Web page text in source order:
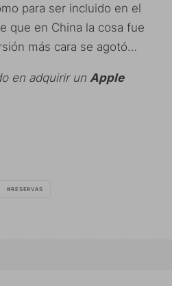
para ser incluido en el
que en China la cosa fue
más cara se agotó…
en adquirir un Apple
RESERVAS